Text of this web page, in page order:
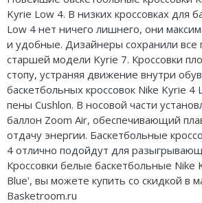
Kyrie Low 4. В низких кроссовках для
Low 4 нет ничего лишнего, они
и удобные. Дизайнеры сохранили
старшей модели Kyrie 7. Кроссовки
стопу, устраняя движение внутри
баскетбольных кроссовок Nike Kyrie 4
пены Cushlon. В носовой части
баллон Zoom Air, обеспечивающий
отдачу энергии. Баскетбольные
4 отлично подойдут для
Кроссовки белые баскетбольные Nike
Blue', вы можете купить со скидкой в
Basketroom.ru
Air Jordan 5
Air Jordan 6
Air Jordan 7
Air Jordan 10
Air Jordan 11
Air Jordan 12
Air Jordan 13